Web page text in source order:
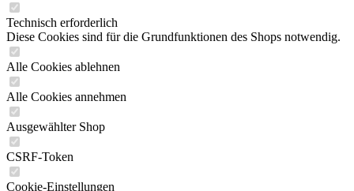
Technisch erforderlich
Diese Cookies sind für die Grundfunktionen des Shops notwendig.
Alle Cookies ablehnen
Alle Cookies annehmen
Ausgewählter Shop
CSRF-Token
Cookie-Einstellungen